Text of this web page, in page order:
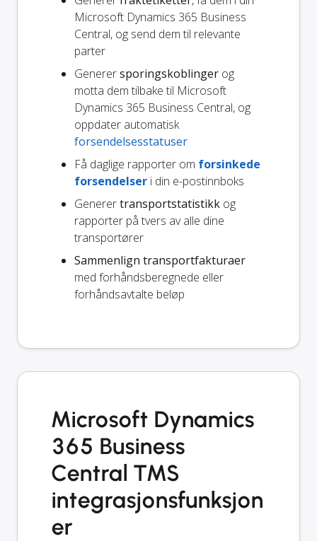
Microsoft Dynamics 365 Business
Central, og send dem til relevante
parter
Generersporingskoblinger og
motta dem tilbake til Microsoft
Dynamics 365 Business Central, og
oppdater automatisk
forsendelsesstatuser
Få daglige rapporter om forsinkede
forsendelser i din e-postinnboks
Generertransportstatistikk og
rapporter på tvers av alle dine
transportører
Sammenlign transportfakturaer
med forhåndsberegnede eller
forhåndsavtalte beløp
Microsoft Dynamics
365 Business
Central TMS
integrasjonsfunksjon
er